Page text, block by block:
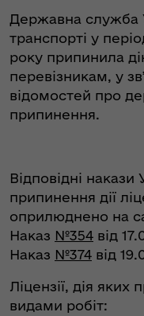
Державна служба
транспорті у
року припинила
перевізникам, у
відомостей про
припинення.
Відповідні
припинення дії
оприлюднено на
Наказ №354 від
Наказ №374 від
Ліцензії, дія
видами робіт: